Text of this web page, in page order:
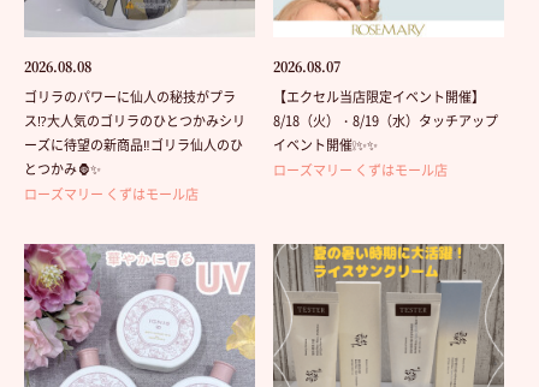
2026.08.08
ゴリラのパワーに仙人の秘技がプラ
ス⁉️大人気のゴリラのひとつかみシリ
ーズに待望の新商品‼️ゴリラ仙人のひ
とつかみ🦍✨
ローズマリー くずはモール店
2026.08.07
【エクセル当店限定イベント開催】
8/18（火）・8/19（水）タッチアップ
イベント開催❕✨✨
ローズマリー くずはモール店